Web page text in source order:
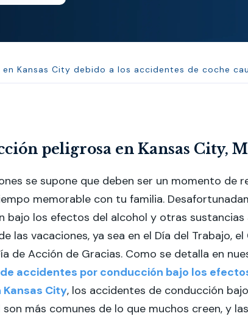
Kansas City debido a los accidentes de coche
peligrosa en Kansas City,
se supone que deben ser un momento de
memorable con tu familia.
bajo los efectos del alcohol y otras sustancias
las vacaciones, ya sea en el Día del Trabajo,
de Acción de Gracias. Como se detalla en
accidentes por conducción bajo los
City, los accidentes de conducción
más comunes de lo que muchos creen, y las